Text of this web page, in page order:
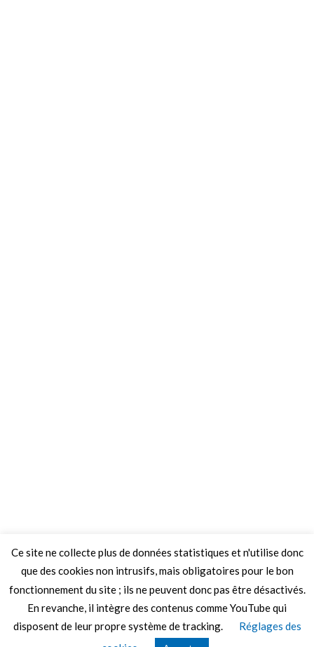
Ce site ne collecte plus de données statistiques et n'utilise donc
que des cookies non intrusifs, mais obligatoires pour le bon
fonctionnement du site ; ils ne peuvent donc pas être désactivés.
En revanche, il intègre des contenus comme YouTube qui
disposent de leur propre système de tracking.
Réglages des